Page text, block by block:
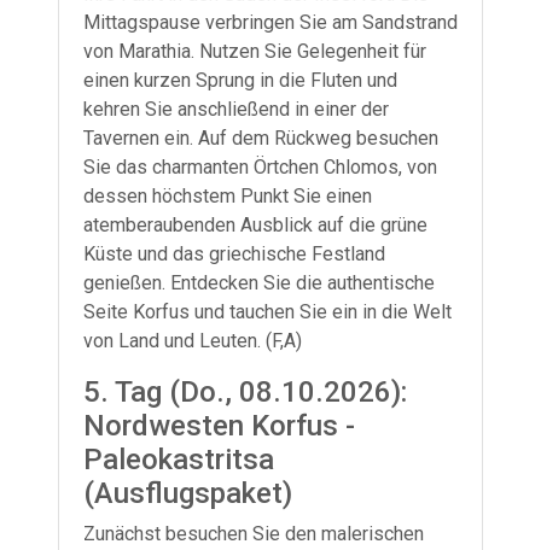
Mittagspause verbringen Sie am Sandstrand
von Marathia. Nutzen Sie Gelegenheit für
einen kurzen Sprung in die Fluten und
kehren Sie anschließend in einer der
Tavernen ein. Auf dem Rückweg besuchen
Sie das charmanten Örtchen Chlomos, von
dessen höchstem Punkt Sie einen
atemberaubenden Ausblick auf die grüne
Küste und das griechische Festland
genießen. Entdecken Sie die authentische
Seite Korfus und tauchen Sie ein in die Welt
von Land und Leuten. (F,A)
5. Tag (Do., 08.10.2026):
Nordwesten Korfus -
Paleokastritsa
(Ausflugspaket)
Zunächst besuchen Sie den malerischen